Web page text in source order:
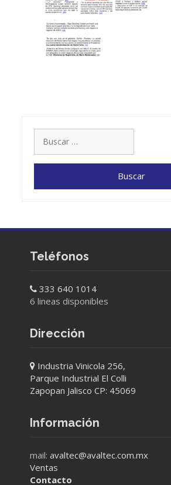
Teléfonos
333 640 1014
6 lineas disponibles
Dirección
Industria Vinicola 256,
Parque Industrial El Colli
Zapopan Jalisco CP: 45069
Información
mail: avaltec@avaltec.com.mx
Ventas
Contacto